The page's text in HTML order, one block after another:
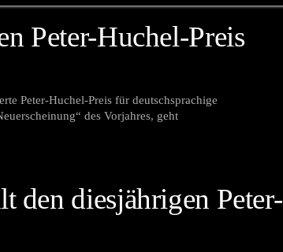
Peter-Huchel-Preis
Peter-Huchel-Preis für deutschsprachige
des Vorjahres, geht
den diesjährigen Peter-